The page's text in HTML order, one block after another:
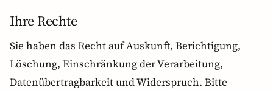
Ihre Rechte
Sie haben das Recht auf Auskunft, Berichtigung,
Löschung, Einschränkung der Verarbeitung,
Datenübertragbarkeit und Widerspruch. Bitte